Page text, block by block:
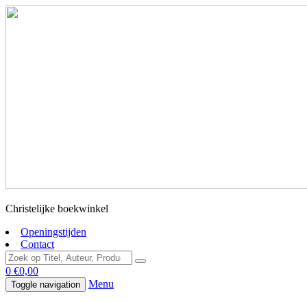
Christelijke boekwinkel
Openingstijden
Contact
0 €0,00
Toggle navigation Menu